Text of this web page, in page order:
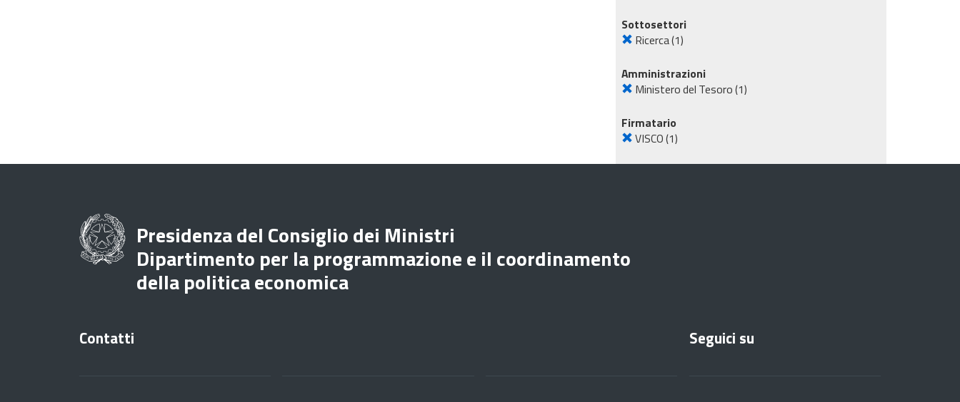
Sottosettori
Ricerca(1)
Amministrazioni
Ministero del Tesoro(1)
Firmatario
VISCO(1)
Presidenza del Consiglio dei Ministri
Dipartimento per la programmazione e il coordinamento
della politica economica
Contatti Seguici su